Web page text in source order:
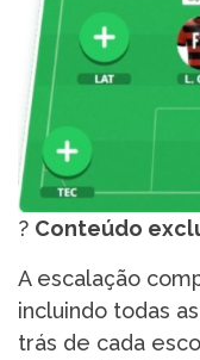
? Conteúdo
A escalação
incluindo todas
trás de cada